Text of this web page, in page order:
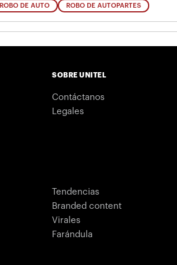
ROBO DE AUTO ROBO DE AUTOPARTES
SOBRE UNITEL
Contáctanos
Legales
Tendencias
Branded content
Virales
Farándula